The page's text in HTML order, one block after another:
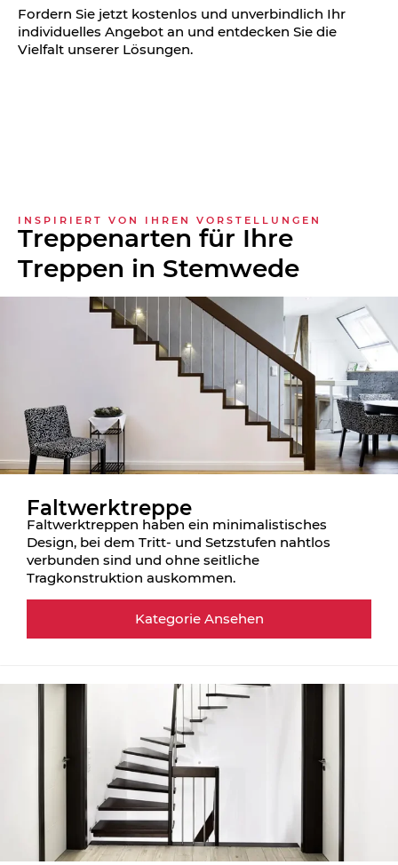
Fordern Sie jetzt kostenlos und unverbindlich Ihr
individuelles Angebot an und entdecken Sie die
Vielfalt unserer Lösungen.
INSPIRIERT VON IHREN VORSTELLUNGEN
Treppenarten für Ihre
Treppen in Stemwede
Faltwerktreppe
Faltwerktreppen haben ein minimalistisches
Design, bei dem Tritt- und Setzstufen nahtlos
verbunden sind und ohne seitliche
Tragkonstruktion auskommen.
Kategorie Ansehen